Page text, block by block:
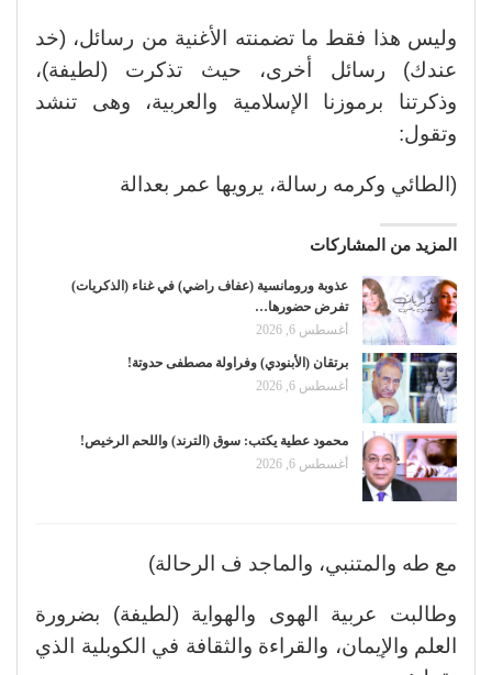
وليس هذا فقط ما تضمنته الأغنية من رسائل، (خد
عندك) رسائل أخرى، حيث تذكرت (لطيفة)،
وذكرتنا برموزنا الإسلامية والعربية، وهى تنشد
وتقول:
(الطائي وكرمه رسالة، يرويها عمر بعدالة
المزيد من المشاركات
عذوبة ورومانسية (عفاف راضي) في غناء (الذكريات)
تفرض حضورها…
أغسطس 6, 2026
برتقان (الأبنودي) وفراولة مصطفى حدوتة!
أغسطس 6, 2026
محمود عطية يكتب: سوق (الترند) واللحم الرخيص!
أغسطس 6, 2026
مع طه والمتنبي، والماجد ف الرحالة)
وطالبت عربية الهوى والهواية (لطيفة) بضرورة
العلم والإيمان، والقراءة والثقافة في الكوبلية الذي